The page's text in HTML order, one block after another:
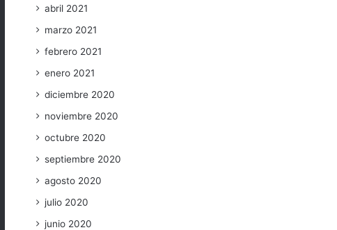
abril 2021
marzo 2021
febrero 2021
enero 2021
diciembre 2020
noviembre 2020
octubre 2020
septiembre 2020
agosto 2020
julio 2020
junio 2020